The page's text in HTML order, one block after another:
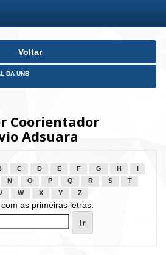
Voltar
DA UNB
Coorientador
Adsuara
C D E F G H
N O P Q R S
T
W X Y Z
as primeiras letras: